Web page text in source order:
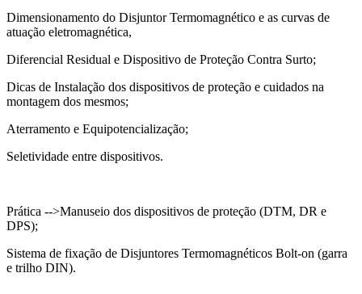
Dimensionamento do Disjuntor Termomagnético e as curvas de
atuação eletromagnética,
Diferencial Residual e Dispositivo de Proteção Contra Surto;
Dicas de Instalação dos dispositivos de proteção e cuidados na
montagem dos mesmos;
Aterramento e Equipotencialização;
Seletividade entre dispositivos.
Prática -->Manuseio dos dispositivos de proteção (DTM, DR e
DPS);
Sistema de fixação de Disjuntores Termomagnéticos Bolt-on (garra
e trilho DIN).